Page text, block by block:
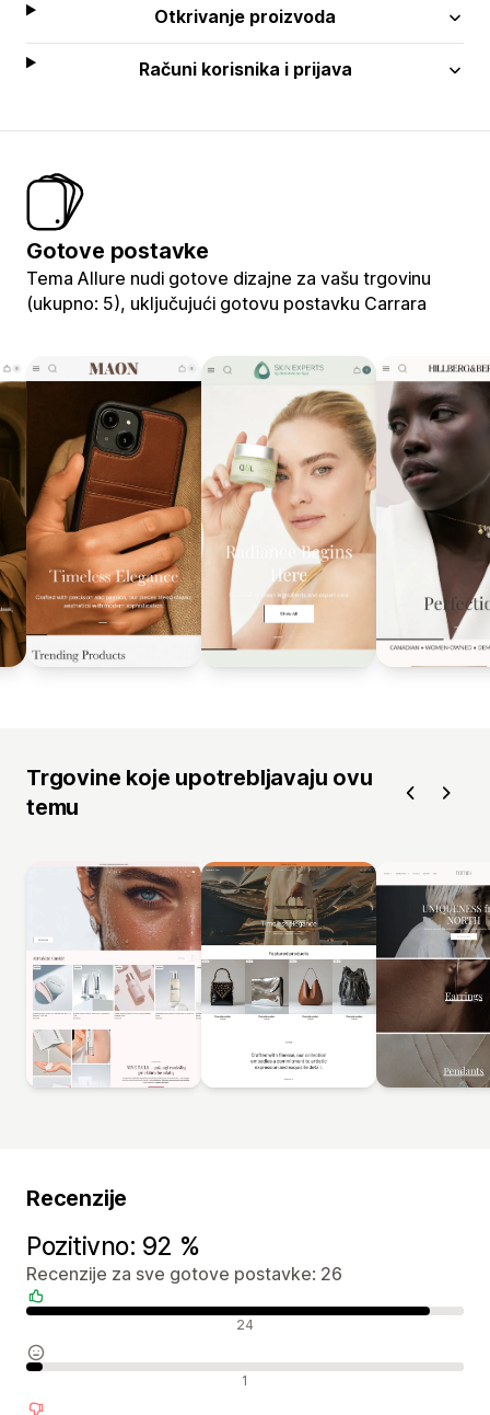
Otkrivanje proizvoda
Računi korisnika i prijava
Gotove postavke
Tema Allure nudi gotove dizajne za vašu trgovinu
(ukupno: 5), uključujući gotovu postavku Carrara
Trgovine koje upotrebljavaju ovu
temu
Recenzije
Pozitivno: 92 %
Recenzije za sve gotove postavke: 26
Pozitivne recenzije 24
Neutralne recenzije 1